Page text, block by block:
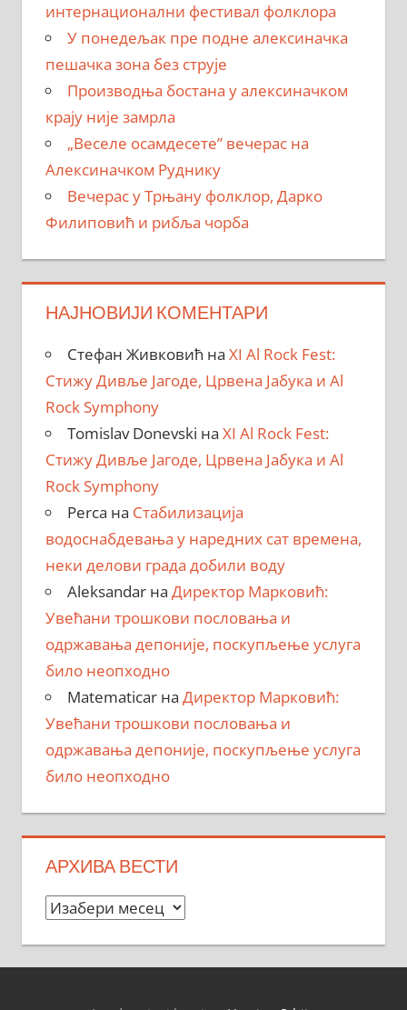
интернационални фестивал фолклора
У понедељак пре подне алексиначка
пешачка зона без струје
Производња бостана у алексиначком
крају није замрла
„Веселе осамдесете” вечерас на
Алексиначком Руднику
Вечерас у Трњану фолклор, Дарко
Филиповић и рибља чорба
НАЈНОВИЈИ КОМЕНТАРИ
Стефан Живковић на XI Al Rock Fest:
Стижу Дивље Јагоде, Црвена Јабука и Al
Rock Symphony
Tomislav Donevski на XI Al Rock Fest:
Стижу Дивље Јагоде, Црвена Јабука и Al
Rock Symphony
Perca на Стабилизација
водоснабдевања у наредних сат времена,
неки делови града добили воду
Aleksandarна Директор Марковић:
Увећани трошкови пословања и
одржавања депоније, поскупљење услуга
било неопходно
Matematicarна Директор Марковић:
Увећани трошкови пословања и
одржавања депоније, поскупљење услуга
било неопходно
АРХИВА ВЕСТИ
Архива